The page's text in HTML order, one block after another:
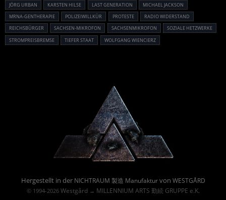
JÖRG URBAN
KARSTEN HILSE LAST GENERATION
MICHAEL JACKSON
MRNA-GENTHERAPIE
POLIZEIWILLKÜR PROTESTE
RADIO WIDERSTAND
REICHSBÜRGER
SACHSEN-MIKROFON SACHSENMIKROFON
SOZIALE HETZWERKE
STROMPREISBREMSE
TIEFER STAAT WOLFGANG WIENCIERZ
Hergestellt in der NICHTRAUM 製造 Manufakturvon WESTGÅRD
© 1994-2026 Westgård→ MILLENNIUM ARTS 勤続 GRUPPE e.K.
Powered By :